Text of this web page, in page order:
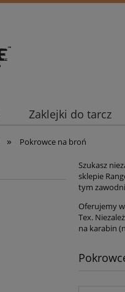
Zaklejki do tarcz
» Pokrowce na broń
Szukasz
sklepie
tym
Oferujemy
Tex.
na karabin